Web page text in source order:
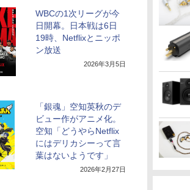
WBCの1次リーグが今
日開幕。日本戦は6日
19時、Netflixとニッポ
ン放送
2026年3月5日
「銀魂」空知英秋のデ
ビュー作がアニメ化。
空知「どうやらNetflix
にはデリカシーって言
葉はないようです」
2026年2月27日